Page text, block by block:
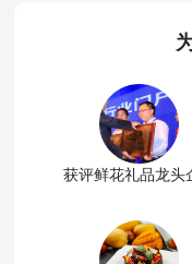
获评鲜花礼品龙头